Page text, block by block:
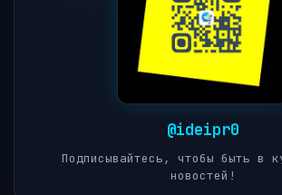
@ideipr0
Подписывайтесь, чтобы быть в
новостей!